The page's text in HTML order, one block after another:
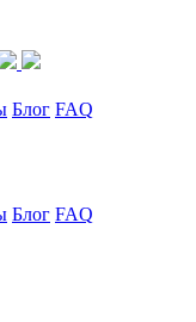
Блог FAQ
Блог FAQ